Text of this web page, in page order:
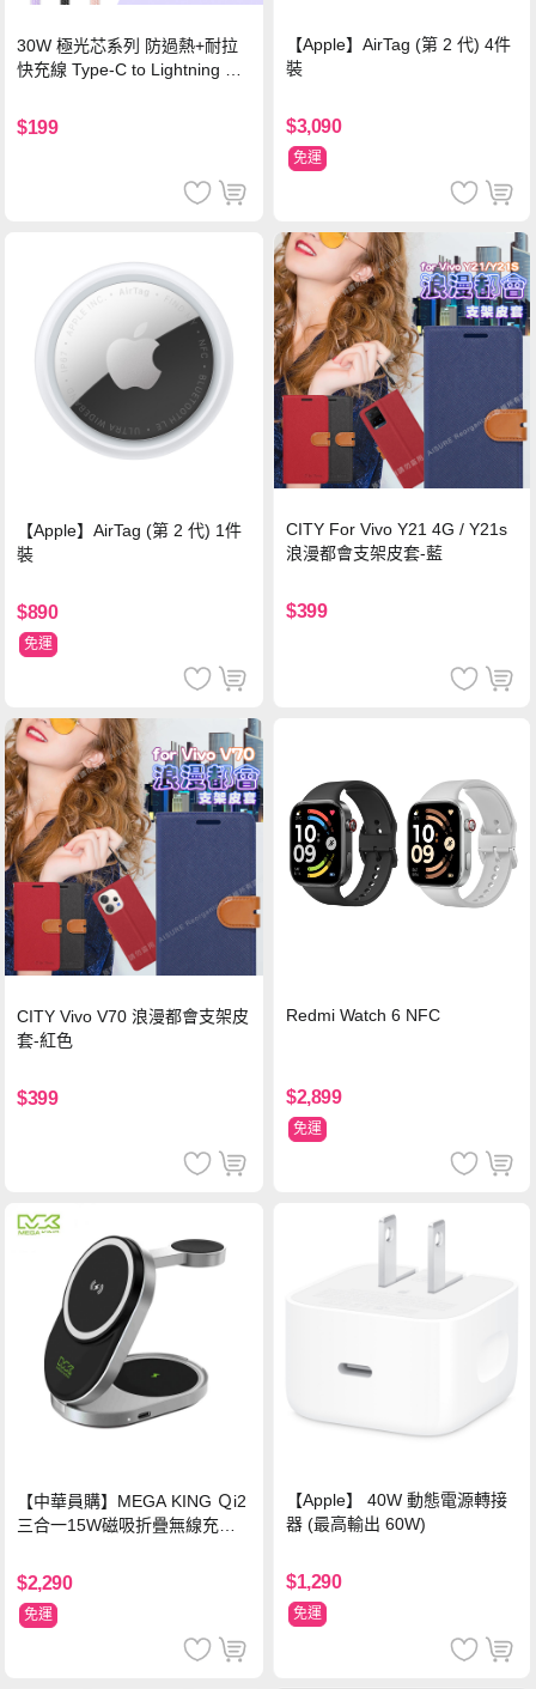
30W 極光芯系列 防過熱+耐拉
快充線 Type-C to Lightning 傳
$199
【Apple】AirTag (第 2 代) 4件
裝
$3,090
免運
【Apple】AirTag (第 2 代) 1件
裝
$890
免運
CITY For Vivo Y21 4G / Y21s
浪漫都會支架皮套-藍
$399
CITY Vivo V70 浪漫都會支架皮
套-紅色
$399
Redmi Watch 6 NFC
$2,899
免運
【中華員購】MEGA KING Ｑi2
三合一15W磁吸折疊無線充電
$2,290
免運
【Apple】 40W 動態電源轉接
器 (最高輸出 60W)
$1,290
免運